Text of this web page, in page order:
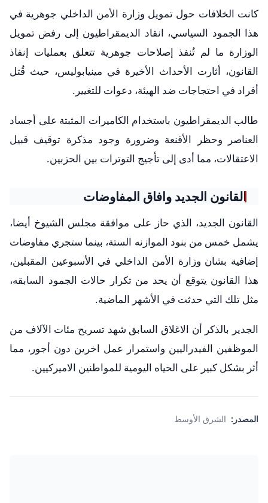
كانت الخلافات حول تمويل وزارة الأمن الداخلي جوهرية في
هذا الجمود السياسي، انقاد الديمقراطيون إلى رفض تمويل
الوزارة ما لم تُنفذ إصلاحات جوهرية تتعلق بعمليات إنفاذ
القانون، أثارت الأحداث الأخيرة في مينيابوليس، حيث قُتل
أفراد في احتجاجات ضد الهيئة، دعوات للتغيير.
طالب الديمقراطيون باستخدام الكاميرات المثبتة على أجساد
العناصر وحظر الأقنعة وضرورة وجود مذكرة توقيف قبيل
الاعتقالات، مما أدى إلى تأجيج التوترات بين الحزبين.
القانون الجديد وافاق المفاوضات
القانون الجديد، الذي حاز على موافقة مجلس الشيوخ أيضا،
يشمل خمس من بنود الموازنه الستة، بينما ستجري مفاوضات
إضافية بشان وزارة الأمن الداخلي في الأسبوعين المقبلين،
هذا القانون يتوقع أن يحد من تكرار حالات الجمود السابقه،
مثل تلك التي حدثت في الأشهر الماضية.
الجدير بالذكر أن الاغلاق السابق شهد تسريح مئات الآلاف من
الموظفين الفيدراليين واستمرار عمل اخرين دون أجور، مما
أثر بشكل كبير على الحياه اليومية للمواطنين الاميركيين.
المصدر: الشرق الأوسط